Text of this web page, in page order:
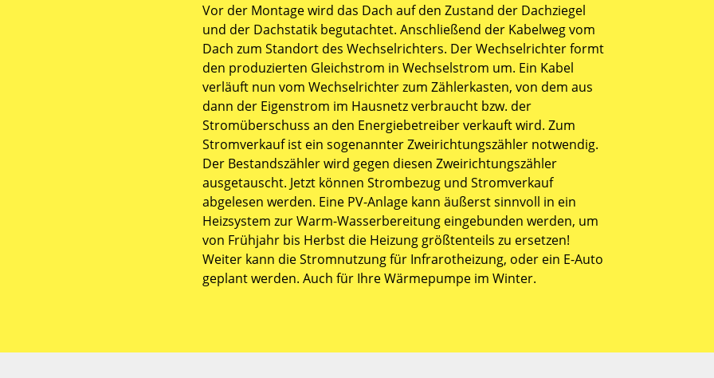
Vor der Montage wird das Dach auf den Zustand der Dachziegel
und der Dachstatik begutachtet. Anschließend der Kabelweg vom
Dach zum Standort des Wechselrichters. Der Wechselrichter formt
den produzierten Gleichstrom in Wechselstrom um. Ein Kabel
verläuft nun vom Wechselrichter zum Zählerkasten, von dem aus
dann der Eigenstrom im Hausnetz verbraucht bzw. der
Stromüberschuss an den Energiebetreiber verkauft wird. Zum
Stromverkauf ist ein sogenannter Zweirichtungszähler notwendig.
Der Bestandszähler wird gegen diesen Zweirichtungszähler
ausgetauscht. Jetzt können Strombezug und Stromverkauf
abgelesen werden. Eine PV-Anlage kann äußerst sinnvoll in ein
Heizsystem zur Warm-Wasserbereitung eingebunden werden, um
von Frühjahr bis Herbst die Heizung größtenteils zu ersetzen!
Weiter kann die Stromnutzung für Infrarotheizung, oder ein E-Auto
geplant werden. Auch für Ihre Wärmepumpe im Winter.